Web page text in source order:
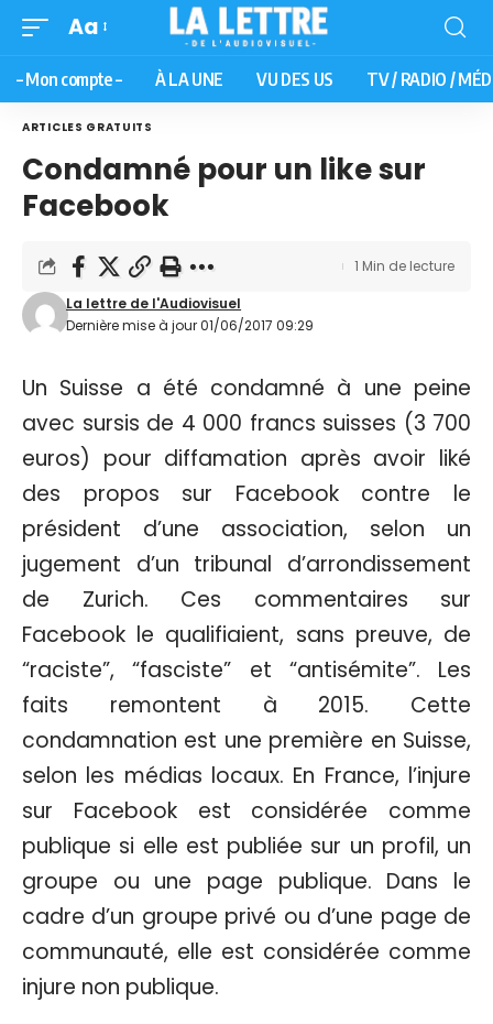
Aa
– Mon compte – À LA UNE VU DES US TV / RADIO /
ARTICLES GRATUITS
Condamné pour un like sur
Facebook
Dernière mise à jour 01/06/2017 09:29
La lettre de l'Audiovisuel
1 Min de lecture
Un Suisse a été condamné à une peine
avec sursis de 4 000 francs suisses (3 700
euros) pour diffamation après avoir liké
des propos sur Facebook contre le
président d’une association, selon un
jugement d’un tribunal d’arrondissement
de Zurich. Ces commentaires sur
Facebook le qualifiaient, sans preuve, de
“raciste”, “fasciste” et “antisémite”. Les
faits remontent à 2015. Cette
condamnation est une première en Suisse,
selon les médias locaux. En France, l’injure
sur Facebook est considérée comme
publique si elle est publiée sur un profil, un
groupe ou une page publique. Dans le
cadre d’un groupe privé ou d’une page de
communauté, elle est considérée comme
injure non publique.